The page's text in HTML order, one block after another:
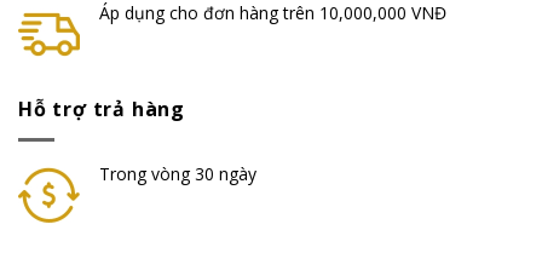
Áp dụng cho đơn hàng trên 10,000,000 VNĐ
Hỗ trợ trả hàng
Trong vòng 30 ngày